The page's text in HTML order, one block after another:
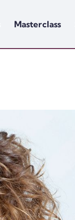
Masterclass